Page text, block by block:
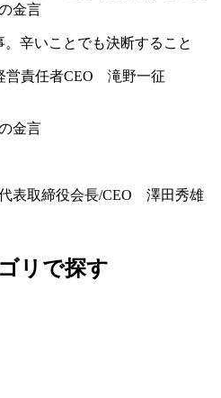
金言
。辛いことでも決断すること
営責任者CEO 滝野一征
金言
表取締役会長/CEO 澤田秀雄
リで探す